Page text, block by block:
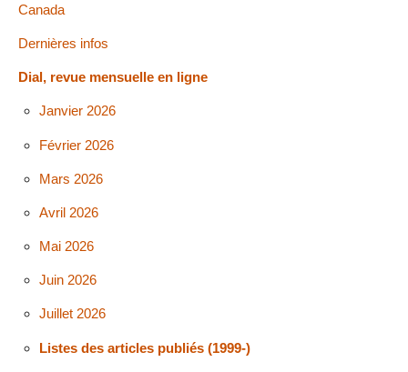
Canada
Dernières infos
Dial, revue mensuelle en ligne
Janvier 2026
Février 2026
Mars 2026
Avril 2026
Mai 2026
Juin 2026
Juillet 2026
Listes des articles publiés (1999-)